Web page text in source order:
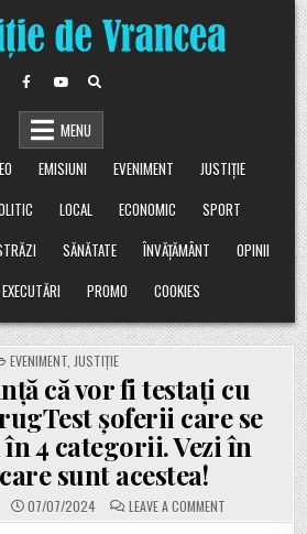
MENU
EMISIUNI EVENIMENT
JUSTIȚIE
LOCAL ECONOMIC
SPORT
SĂNĂTATE ÎNVĂȚĂMÂNT
OPINII
EXECUTĂRI PROMO COOKIES
POSTED
IN
EVENIMENT JUSTIȚIE
că vor fi testați cu
șoferii care se
4 categorii. Vezi în
sunt acestea!
07/07/2024 LEAVE A COMMENTON
POLIȚIA